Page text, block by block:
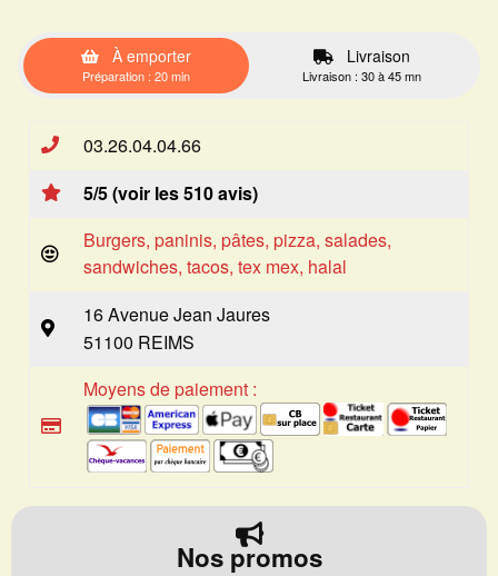
À emporter
Préparation : 20 min
Livraison
Livraison : 30 à 45 mn
03.26.04.04.66
5/5 (voir les 510 avis)
Burgers, paninis, pâtes, pizza, salades,
sandwiches, tacos, tex mex, halal
16 Avenue Jean Jaures
51100 REIMS
Moyens de paiement :
Nos promos